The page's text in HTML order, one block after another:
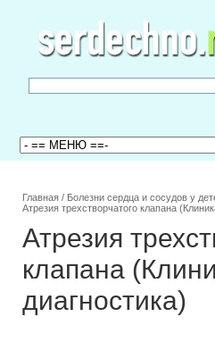
Главная / Болезни сердца и сосудов у
Атрезия трехстворчатого клапана
Атрезия
клапана
диагностика)